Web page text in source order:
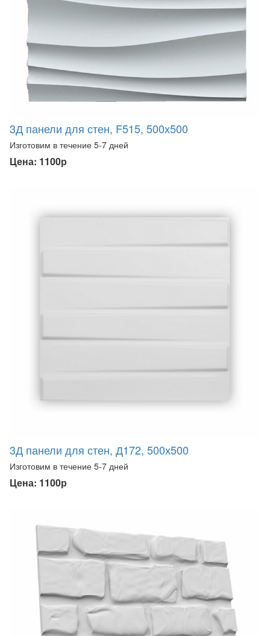
3Д панели для стен, F515, 500х500
Изготовим в течение 5-7 дней
Цена: 1100р
3Д панели для стен, Д172, 500х500
Изготовим в течение 5-7 дней
Цена: 1100р